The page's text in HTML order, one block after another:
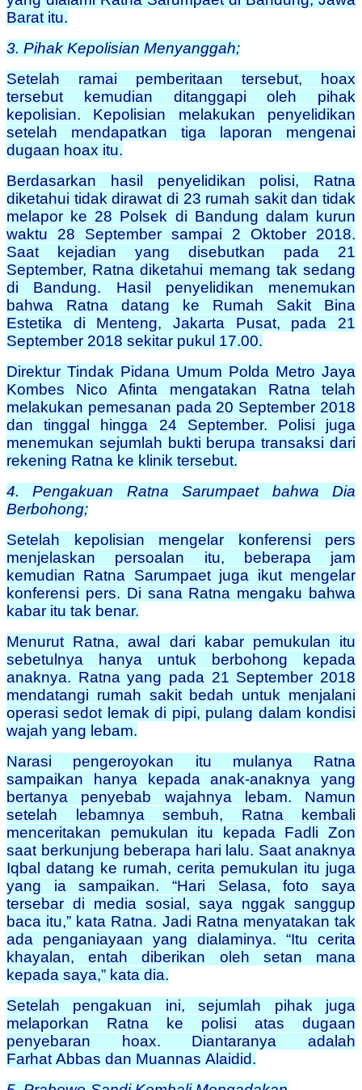
Barat itu.
3. Pihak Kepolisian Menyanggah;
Setelah ramai pemberitaan tersebut, hoax
tersebut kemudian ditanggapi oleh pihak
kepolisian. Kepolisian melakukan penyelidikan
setelah mendapatkan tiga laporan mengenai
dugaan hoax itu.
Berdasarkan hasil penyelidikan polisi, Ratna
diketahui tidak dirawat di 23 rumah sakit dan tidak
melapor ke 28 Polsek di Bandung dalam kurun
waktu 28 September sampai 2 Oktober 2018.
Saat kejadian yang disebutkan pada 21
September, Ratna diketahui memang tak sedang
di Bandung. Hasil penyelidikan menemukan
bahwa Ratna datang ke Rumah Sakit Bina
Estetika di Menteng, Jakarta Pusat, pada 21
September 2018 sekitar pukul 17.00.
Direktur Tindak Pidana Umum Polda Metro Jaya
Kombes Nico Afinta mengatakan Ratna telah
melakukan pemesanan pada 20 September 2018
dan tinggal hingga 24 September. Polisi juga
menemukan sejumlah bukti berupa transaksi dari
rekening Ratna ke klinik tersebut.
4. Pengakuan Ratna Sarumpaet bahwa Dia
Berbohong;
Setelah kepolisian mengelar konferensi pers
menjelaskan persoalan itu, beberapa jam
kemudian Ratna Sarumpaet juga ikut mengelar
konferensi pers. Di sana Ratna mengaku bahwa
kabar itu tak benar.
Menurut Ratna, awal dari kabar pemukulan itu
sebetulnya hanya untuk berbohong kepada
anaknya. Ratna yang pada 21 September 2018
mendatangi rumah sakit bedah untuk menjalani
operasi sedot lemak di pipi, pulang dalam kondisi
wajah yang lebam.
Narasi pengeroyokan itu mulanya Ratna
sampaikan hanya kepada anak-anaknya yang
bertanya penyebab wajahnya lebam. Namun
setelah lebamnya sembuh, Ratna kembali
menceritakan pemukulan itu kepada Fadli Zon
saat berkunjung beberapa hari lalu. Saat anaknya
Iqbal datang ke rumah, cerita pemukulan itu juga
yang ia sampaikan. “Hari Selasa, foto saya
tersebar di media sosial, saya nggak sanggup
baca itu,” kata Ratna. Jadi Ratna menyatakan tak
ada penganiayaan yang dialaminya. “Itu cerita
khayalan, entah diberikan oleh setan mana
kepada saya,” kata dia.
Setelah pengakuan ini, sejumlah pihak juga
melaporkan Ratna ke polisi atas dugaan
penyebaran hoax. Diantaranya adalah
Farhat Abbas dan Muannas Alaidid.